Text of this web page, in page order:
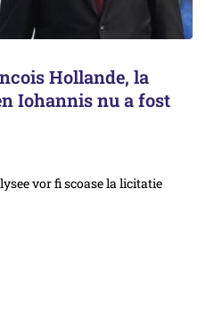
Hollande, la
Iohannis nu a fost